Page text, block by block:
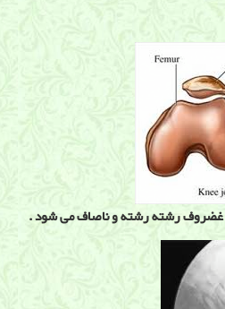
، غضروف رشته رشته و ناصاف می شود .